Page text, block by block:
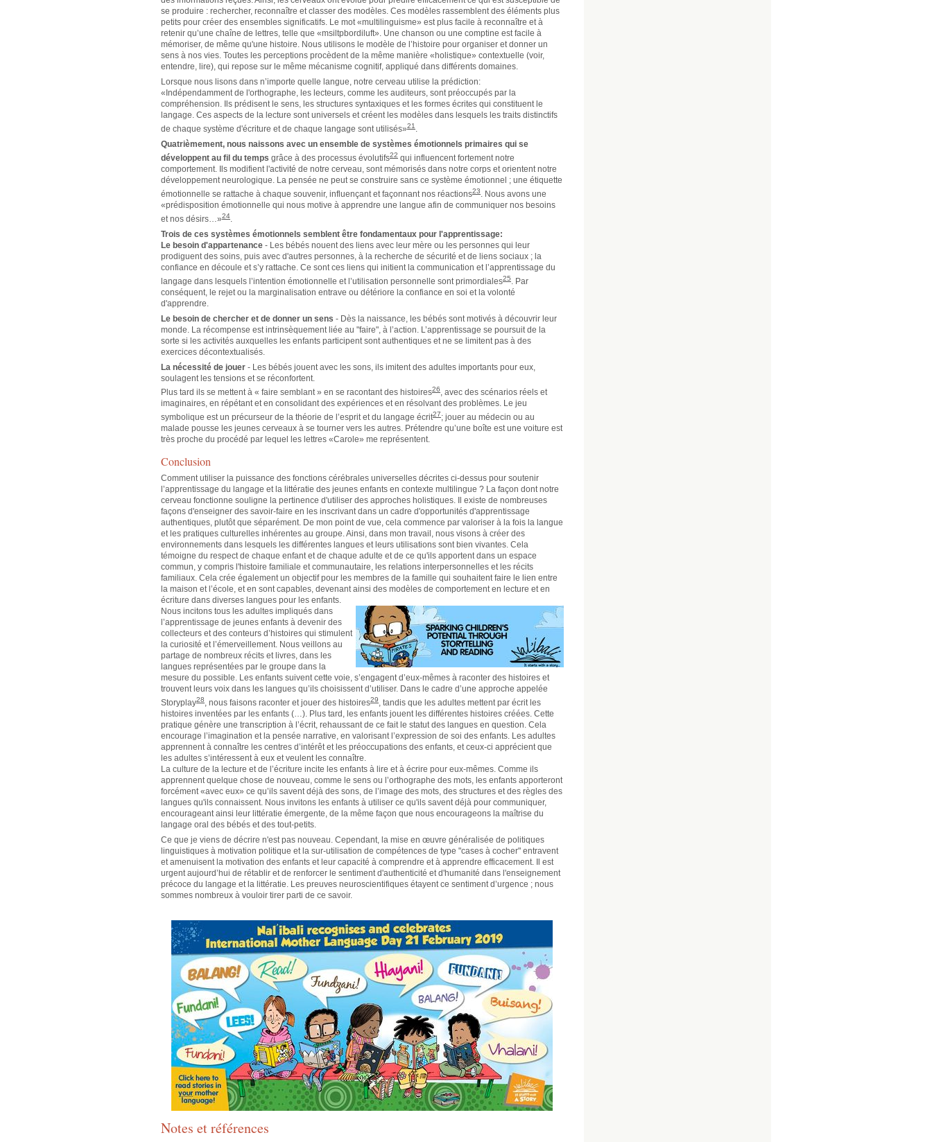
se produire : rechercher, reconnaître et classer des modèles. Ces modèles rassemblent des éléments plus
petits pour créer des ensembles significatifs. Le mot «multilinguisme» est plus facile à reconnaître et à
retenir qu’une chaîne de lettres, telle que «msiltpbordiluft». Une chanson ou une comptine est facile à
mémoriser, de même qu'une histoire. Nous utilisons le modèle de l’histoire pour organiser et donner un
sens à nos vies. Toutes les perceptions procèdent de la même manière «holistique» contextuelle (voir,
entendre, lire), qui repose sur le même mécanisme cognitif, appliqué dans différents domaines.
Lorsque nous lisons dans n’importe quelle langue, notre cerveau utilise la prédiction:
«Indépendamment de l'orthographe, les lecteurs, comme les auditeurs, sont préoccupés par la
compréhension. Ils prédisent le sens, les structures syntaxiques et les formes écrites qui constituent le
langage. Ces aspects de la lecture sont universels et créent les modèles dans lesquels les traits distinctifs
de chaque système d'écriture et de chaque langage sont utilisés»21 .
Quatrièmement, nous naissons avec un ensemble de systèmes émotionnels primaires qui se
développent au fil du temps grâce à des processus évolutifs22 qui influencent fortement notre
comportement. Ils modifient l'activité de notre cerveau, sont mémorisés dans notre corps et orientent notre
développement neurologique. La pensée ne peut se construire sans ce système émotionnel ; une étiquette
émotionnelle se rattache à chaque souvenir, influençant et façonnant nos réactions23. Nous avons une
«prédisposition émotionnelle qui nous motive à apprendre une langue afin de communiquer nos besoins
et nos désirs…»24.
Trois de ces systèmes émotionnels semblent être fondamentaux pour l'apprentissage:
Le besoin d'appartenance - Les bébés nouent des liens avec leur mère ou les personnes qui leur
prodiguent des soins, puis avec d'autres personnes, à la recherche de sécurité et de liens sociaux ; la
confiance en découle et s’y rattache. Ce sont ces liens qui initient la communication et l’apprentissage du
langage dans lesquels l’intention émotionnelle et l’utilisation personnelle sont primordiales25. Par
conséquent, le rejet ou la marginalisation entrave ou détériore la confiance en soi et la volonté
d'apprendre.
Le besoin de chercher et de donner un sens - Dès la naissance, les bébés sont motivés à découvrir leur
monde. La récompense est intrinsèquement liée au "faire", à l’action. L’apprentissage se poursuit de la
sorte si les activités auxquelles les enfants participent sont authentiques et ne se limitent pas à des
exercices décontextualisés.
La nécessité de jouer - Les bébés jouent avec les sons, ils imitent des adultes importants pour eux,
soulagent les tensions et se réconfortent.
Plus tard ils se mettent à « faire semblant » en se racontant des histoires26, avec des scénarios réels et
imaginaires, en répétant et en consolidant des expériences et en résolvant des problèmes. Le jeu
symbolique est un précurseur de la théorie de l’esprit et du langage écrit27; jouer au médecin ou au
malade pousse les jeunes cerveaux à se tourner vers les autres. Prétendre qu’une boîte est une voiture est
très proche du procédé par lequel les lettres «Carole» me représentent.
Conclusion
Comment utiliser la puissance des fonctions cérébrales universelles décrites ci-dessus pour soutenir
l’apprentissage du langage et la littératie des jeunes enfants en contexte multilingue ? La façon dont notre
cerveau fonctionne souligne la pertinence d'utiliser des approches holistiques. Il existe de nombreuses
façons d'enseigner des savoir-faire en les inscrivant dans un cadre d'opportunités d'apprentissage
authentiques, plutôt que séparément. De mon point de vue, cela commence par valoriser à la fois la langue
et les pratiques culturelles inhérentes au groupe. Ainsi, dans mon travail, nous visons à créer des
environnements dans lesquels les différentes langues et leurs utilisations sont bien vivantes. Cela
témoigne du respect de chaque enfant et de chaque adulte et de ce qu'ils apportent dans un espace
commun, y compris l'histoire familiale et communautaire, les relations interpersonnelles et les récits
familiaux. Cela crée également un objectif pour les membres de la famille qui souhaitent faire le lien entre
la maison et l’école, et en sont capables, devenant ainsi des modèles de comportement en lecture et en
écriture dans diverses langues pour les enfants.
Nous incitons tous les adultes impliqués dans
l’apprentissage de jeunes enfants à devenir des
collecteurs et des conteurs d’histoires qui stimulent
la curiosité et l’émerveillement. Nous veillons au
partage de nombreux récits et livres, dans les
langues représentées par le groupe dans la
mesure du possible. Les enfants suivent cette voie, s’engagent d’eux-mêmes à raconter des histoires et
trouvent leurs voix dans les langues qu’ils choisissent d’utiliser. Dans le cadre d’une approche appelée
Storyplay28, nous faisons raconter et jouer des histoires29, tandis que les adultes mettent par écrit les
histoires inventées par les enfants (…). Plus tard, les enfants jouent les différentes histoires créées. Cette
pratique génère une transcription à l’écrit, rehaussant de ce fait le statut des langues en question. Cela
encourage l’imagination et la pensée narrative, en valorisant l’expression de soi des enfants. Les adultes
apprennent à connaître les centres d’intérêt et les préoccupations des enfants, et ceux-ci apprécient que
les adultes s’intéressent à eux et veulent les connaître.
La culture de la lecture et de l’écriture incite les enfants à lire et à écrire pour eux-mêmes. Comme ils
apprennent quelque chose de nouveau, comme le sens ou l’orthographe des mots, les enfants apporteront
forcément «avec eux» ce qu’ils savent déjà des sons, de l’image des mots, des structures et des règles des
langues qu'ils connaissent. Nous invitons les enfants à utiliser ce qu'ils savent déjà pour communiquer,
encourageant ainsi leur littératie émergente, de la même façon que nous encourageons la maîtrise du
langage oral des bébés et des tout-petits.
Ce que je viens de décrire n'est pas nouveau. Cependant, la mise en œuvre généralisée de politiques
linguistiques à motivation politique et la sur-utilisation de compétences de type "cases à cocher" entravent
et amenuisent la motivation des enfants et leur capacité à comprendre et à apprendre efficacement. Il est
urgent aujourd’hui de rétablir et de renforcer le sentiment d'authenticité et d'humanité dans l'enseignement
précoce du langage et la littératie. Les preuves neuroscientifiques étayent ce sentiment d’urgence ; nous
sommes nombreux à vouloir tirer parti de ce savoir.
Notes et références